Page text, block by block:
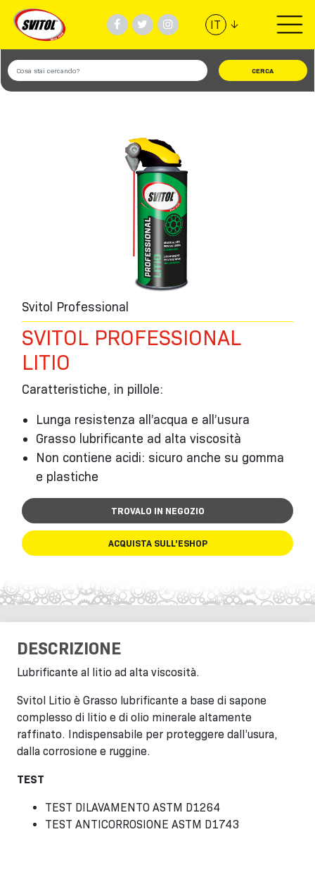
IT ↓
PRODOTTI
TROVA NEGOZIO
Svitol Professional
SVITOL PROFESSIONAL
LITIO
Caratteristiche, in pillole:
Lunga resistenza all’acqua e all’usura
Grasso lubrificante ad alta viscosità
Non contiene acidi: sicuro anche su gomma
e plastiche
TROVALO IN NEGOZIO
ACQUISTA SULL’ESHOP
DESCRIZIONE
Lubrificante al litio ad alta viscosità.
Svitol Litio è Grasso lubrificante a base di sapone
complesso di litio e di olio minerale altamente
raffinato. Indispensabile per proteggere dall’usura,
dalla corrosione e ruggine.
TEST
TEST DILAVAMENTO ASTM D1264
TEST ANTICORROSIONE ASTM D1743